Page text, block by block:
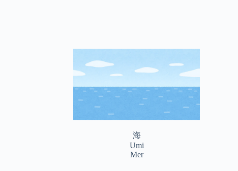
海
Umi
Mer